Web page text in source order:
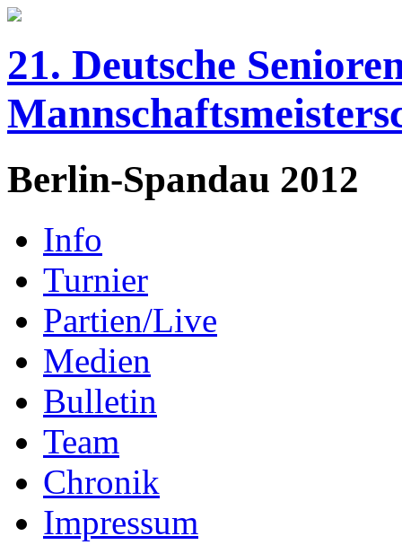
21. Deutsche
Berlin-Spandau 2012
Info
Turnier
Partien/Live
Medien
Bulletin
Team
Chronik
Impressum